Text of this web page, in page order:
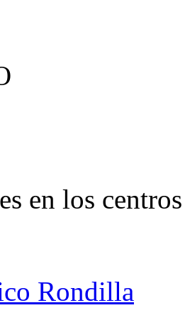
en los
Rondilla